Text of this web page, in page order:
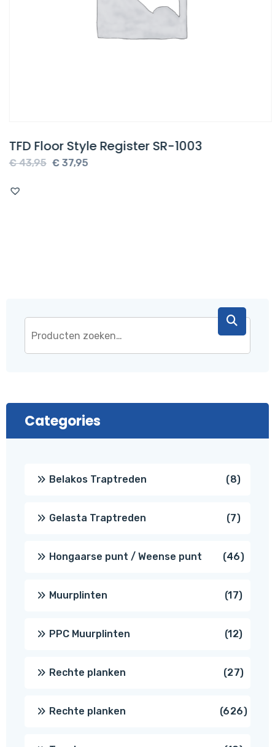
TFD Floor Style Register SR-1003
€43,95
Oorspronkelijke
€37,95Huidige
Categories
Belakos Traptreden 88
Gelasta Traptreden 77
Hongaarse punt / Weense punt 4646
Muurplinten 1717
PPC Muurplinten 1212
Rechte planken 2727
Rechte planken 626626